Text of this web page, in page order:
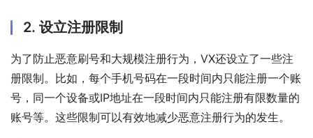
2. 设立注册限制
为了防止恶意刷号和大规模注册行为，VX还设立了一些注
册限制。比如，每个手机号码在一段时间内只能注册一个账
号，同一个设备或IP地址在一段时间内只能注册有限数量的
账号等。这些限制可以有效地减少恶意注册行为的发生。